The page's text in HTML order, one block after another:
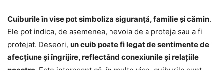
Cuiburile în vise pot simboliza siguranță, familie și cămin.
Ele pot indica, de asemenea, nevoia de a proteja sau a fi
protejat. Deseori, un cuib poate fi legat de sentimente de
afecțiune și îngrijire, reflectând conexiunile și relațiile